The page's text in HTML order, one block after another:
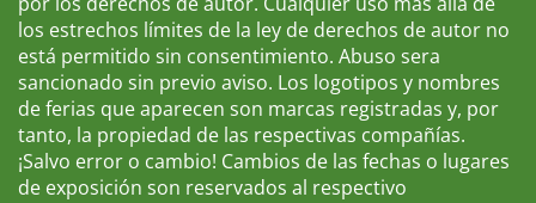
los estrechos límites de la ley de derechos de autor no
está permitido sin consentimiento. Abuso sera
sancionado sin previo aviso. Los logotipos y nombres
de ferias que aparecen son marcas registradas y, por
tanto, la propiedad de las respectivas compañías.
¡Salvo error o cambio! Cambios de las fechas o lugares
de exposición son reservados al respectivo